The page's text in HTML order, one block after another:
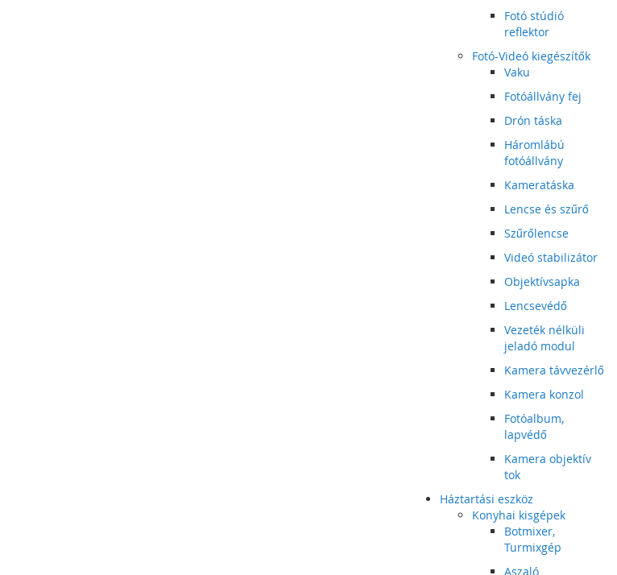
Fotó stúdió
reflektor
Fotó-Videó kiegészítők
Vaku
Fotóállvány fej
Drón táska
Háromlábú
fotóállvány
Kameratáska
Lencse és szűrő
Szűrőlencse
Videó stabilizátor
Objektívsapka
Lencsevédő
Vezeték nélküli
jeladó modul
Kamera távvezérlő
Kamera konzol
Fotóalbum,
lapvédő
Kamera objektív
tok
Háztartási eszköz
Konyhai kisgépek
Botmixer,
Turmixgép
Aszaló